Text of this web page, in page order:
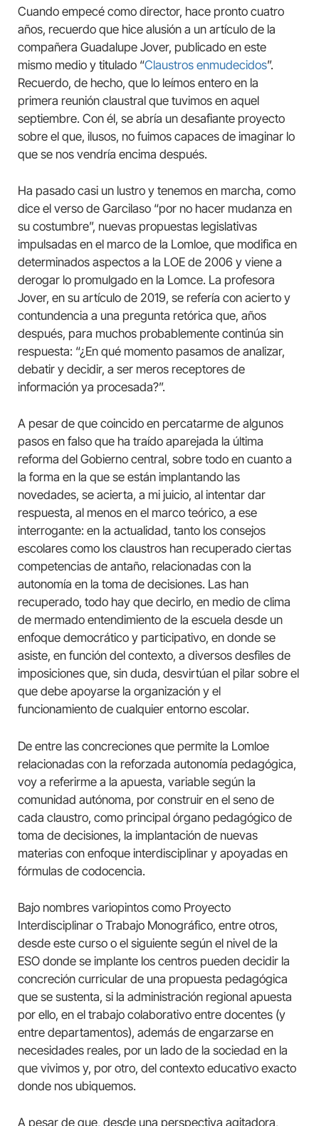
Cuando empecé como director, hace pronto cuatro
años, recuerdo que hice alusión a un artículo de la
compañera Guadalupe Jover, publicado en este
mismo medio y titulado “Claustros enmudecidos”.
Recuerdo, de hecho, que lo leímos entero en la
primera reunión claustral que tuvimos en aquel
septiembre. Con él, se abría un desafiante proyecto
sobre el que, ilusos, no fuimos capaces de imaginar lo
que se nos vendría encima después.
Ha pasado casi un lustro y tenemos en marcha, como
dice el verso de Garcilaso “por no hacer mudanza en
su costumbre”, nuevas propuestas legislativas
impulsadas en el marco de la Lomloe, que modifica en
determinados aspectos a la LOE de 2006 y viene a
derogar lo promulgado en la Lomce. La profesora
Jover, en su artículo de 2019, se refería con acierto y
contundencia a una pregunta retórica que, años
después, para muchos probablemente continúa sin
respuesta: “¿En qué momento pasamos de analizar,
debatir y decidir, a ser meros receptores de
información ya procesada?”.
A pesar de que coincido en percatarme de algunos
pasos en falso que ha traído aparejada la última
reforma del Gobierno central, sobre todo en cuanto a
la forma en la que se están implantando las
novedades, se acierta, a mi juicio, al intentar dar
respuesta, al menos en el marco teórico, a ese
interrogante: en la actualidad, tanto los consejos
escolares como los claustros han recuperado ciertas
competencias de antaño, relacionadas con la
autonomía en la toma de decisiones. Las han
recuperado, todo hay que decirlo, en medio de clima
de mermado entendimiento de la escuela desde un
enfoque democrático y participativo, en donde se
asiste, en función del contexto, a diversos desfiles de
imposiciones que, sin duda, desvirtúan el pilar sobre el
que debe apoyarse la organización y el
funcionamiento de cualquier entorno escolar.
De entre las concreciones que permite la Lomloe
relacionadas con la reforzada autonomía pedagógica,
voy a referirme a la apuesta, variable según la
comunidad autónoma, por construir en el seno de
cada claustro, como principal órgano pedagógico de
toma de decisiones, la implantación de nuevas
materias con enfoque interdisciplinar y apoyadas en
fórmulas de codocencia.
Bajo nombres variopintos como Proyecto
Interdisciplinar o Trabajo Monográfico, entre otros,
desde este curso o el siguiente según el nivel de la
ESO donde se implante los centros pueden decidir la
concreción curricular de una propuesta pedagógica
que se sustenta, si la administración regional apuesta
por ello, en el trabajo colaborativo entre docentes (y
entre departamentos), además de engarzarse en
necesidades reales, por un lado de la sociedad en la
que vivimos y, por otro, del contexto educativo exacto
donde nos ubiquemos.
A pesar de que, desde una perspectiva agitadora,